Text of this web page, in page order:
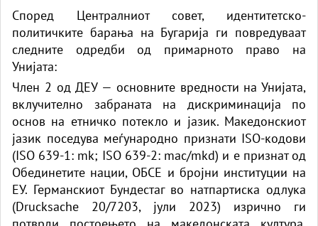
Според Централниот совет, идентитетско-
политичките барања на Бугарија ги повредуваат
следните одредби од примарното право на
Унијата:
Член 2 од ДЕУ — основните вредности на Унијата,
вклучително забраната на дискриминација по
основ на етничко потекло и јазик. Македонскиот
јазик поседува меѓународно признати ISO-кодови
(ISO 639-1: mk; ISO 639-2: mac/mkd) и е признат од
Обединетите нации, ОБСЕ и бројни институции на
ЕУ. Германскиот Бундестаг во натпартиска одлука
(Drucksache 20/7203, јули 2023) изрично ги